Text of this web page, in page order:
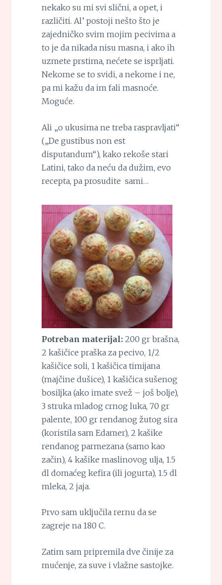
nekako su mi svi slični, a opet, i
različiti. Al’ postoji nešto što je
zajedničko svim mojim pecivima a
to je da nikada nisu masna, i ako ih
uzmete prstima, nećete se isprljati.
Nekome se to svidi, a nekome i ne,
pa mi kažu da im fali masnoće.
Moguće.
Ali „o ukusima ne treba raspravljati“
(„De gustibus non est
disputandum“), kako rekoše stari
Latini, tako da neću da dužim, evo
recepta, pa prosudite sami…
Potreban materijal:200 gr brašna,
2 kašičice praška za pecivo, 1/2
kašičice soli, 1 kašičica timijana
(majčine dušice), 1 kašičica sušenog
bosiljka (ako imate svež – još bolje),
3 struka mladog crnog luka, 70 gr
palente, 100 gr rendanog žutog sira
(koristila sam Edamer), 2 kašike
rendanog parmezana (samo kao
začin), 4 kašike maslinovog ulja, 1.5
dl domaćeg kefira (ili jogurta), 1.5 dl
mleka, 2 jaja.
Prvo sam uključila rernu da se
zagreje na 180 C.
Zatim sam pripremila dve činije za
mućenje, za suve i vlažne sastojke.